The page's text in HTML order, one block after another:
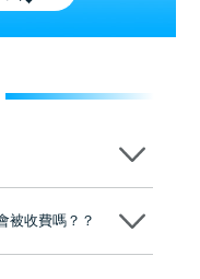
種植系統全球放心植牙中
到粵港澳大灣區及周邊城
被收費嗎？？